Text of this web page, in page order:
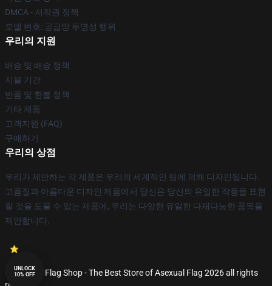
DMCA - 저작권 정책
모델 번호: 공급망 투명성 행위
우리의 지원
배송 및 배송 정책
지불 기간
반품 및 환불 정책
기타 제품
고객지원 (FAQ)
구매하기
우리의 상점
우리가 제안하는 각 제품은 우리의 세계적인 팀에 의해 디자인됩니다.
고품질과 아름다운 디자인 제품에서 당신은 당신의 유일한 작풍을 표현
할 것을 도울 수 있는 제품에, 우리는 다양한 유일한 다재다능한 품목을
제안합니다.
© Asexual Flag Shop - The Best Store of Asexual Flag 2026 all rights
UNLOCK
10% OFF